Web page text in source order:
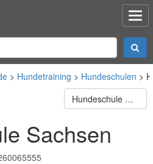
Hundetraining Hundeschulen
Hundeschule Mindogs
Sachsen